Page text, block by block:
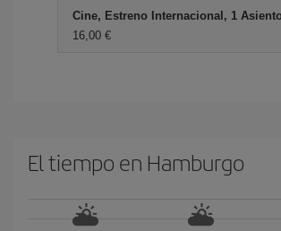
Cine, Estreno Internacional, 1
16,00 €
El tiempo en Hamburgo